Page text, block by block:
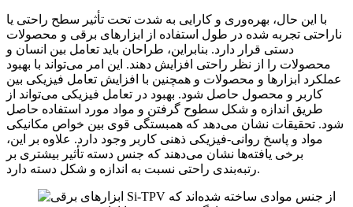
با این حال، بهره‌وری و کارایی به شدت تحت تأثیر سطح راحتی یا
ناراحتی تجربه شده در طول استفاده از ابزارهای برقی و محصولات
دستی قرار دارد. بنابراین، طراحان باید تعامل بین انسان و
محصولات را از نظر راحتی افزایش دهند. این امر می‌تواند با بهبود
عملکرد ابزارها و محصولات و همچنین با افزایش تعامل فیزیکی بین
کاربر و محصول حاصل شود. بهبود در تعامل فیزیکی می‌تواند از
طریق اندازه و شکل سطوح گرفتن و مواد مورد استفاده حاصل
شود. تحقیقات نشان می‌دهد که همبستگی قوی بین خواص مکانیکی
مواد و پاسخ روانی-فیزیکی ذهنی کاربر وجود دارد. علاوه بر این،
برخی یافته‌ها نشان می‌دهند که جنس دسته تأثیر بیشتری بر
رتبه‌بندی راحتی نسبت به اندازه و شکل دسته دارد.